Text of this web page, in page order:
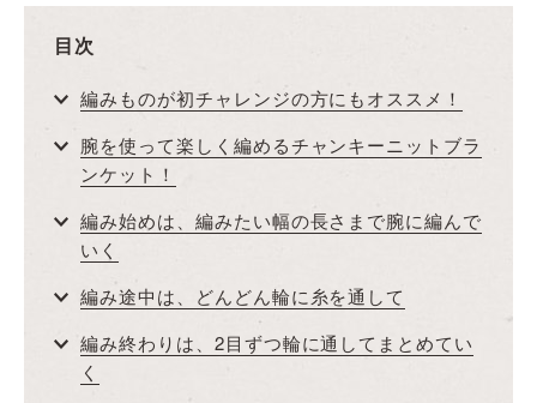
目次
編みものが初チャレンジの方にもオススメ！
腕を使って楽しく編めるチャンキーニットブラ
ンケット！
編み始めは、編みたい幅の長さまで腕に編んで
いく
編み途中は、どんどん輪に糸を通して
編み終わりは、2目ずつ輪に通してまとめてい
く